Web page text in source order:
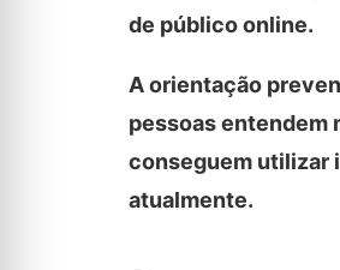
de público online.
A orientação
pessoas entendem
conseguem utilizar
atualmente.